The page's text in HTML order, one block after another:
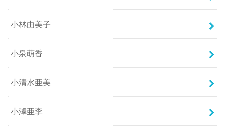
小林由美子
小泉萌香
小清水亜美
小澤亜李